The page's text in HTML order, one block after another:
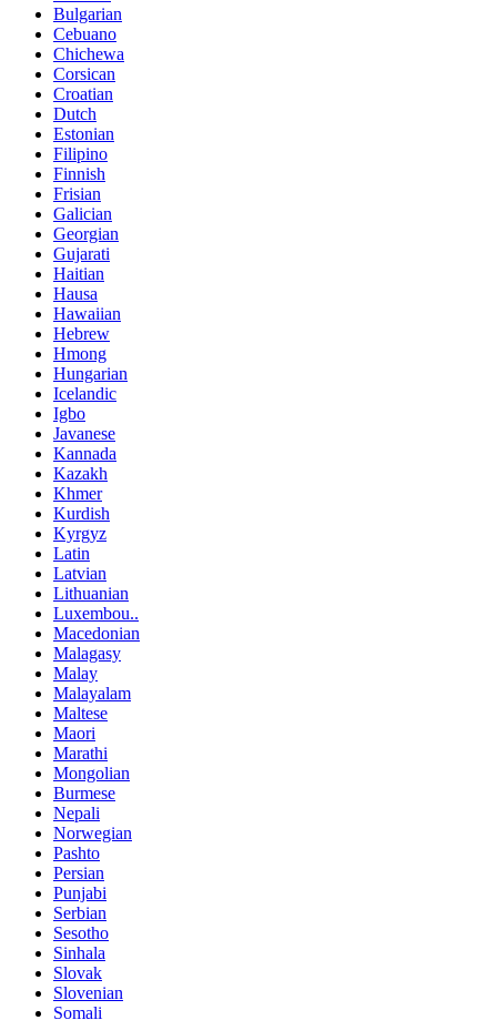
Bulgarian
Cebuano
Chichewa
Corsican
Croatian
Dutch
Estonian
Filipino
Finnish
Frisian
Galician
Georgian
Gujarati
Haitian
Hausa
Hawaiian
Hebrew
Hmong
Hungarian
Icelandic
Igbo
Javanese
Kannada
Kazakh
Khmer
Kurdish
Kyrgyz
Latin
Latvian
Lithuanian
Luxembou..
Macedonian
Malagasy
Malay
Malayalam
Maltese
Maori
Marathi
Mongolian
Burmese
Nepali
Norwegian
Pashto
Persian
Punjabi
Serbian
Sesotho
Sinhala
Slovak
Slovenian
Somali